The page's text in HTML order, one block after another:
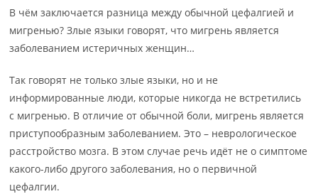
В чём заключается разница между обычной цефалгией и
мигренью? Злые языки говорят, что мигрень является
заболеванием истеричных женщин…
Так говорят не только злые языки, но и не
информированные люди, которые никогда не встретились
с мигренью. В отличие от обычной боли, мигрень является
приступообразным заболеванием. Это – неврологическое
расстройство мозга. В этом случае речь идёт не о симптоме
какого-либо другого заболевания, но о первичной
цефалгии.